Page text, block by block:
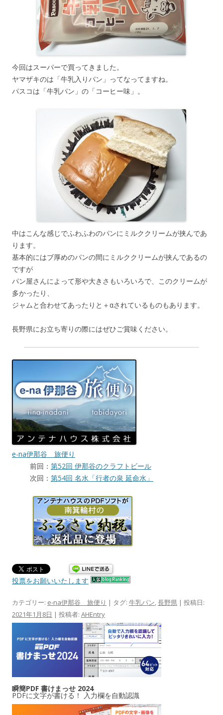
今回はスーパーで買ってきました。
ヤマザキのは「牛乳入りパン」ってなってますね。
パスコは「牛乳パン」の「コーヒー味」。
中はこんな感じでふわふわのパンにミルククリームが挟んであ
ります。
基本的にはブ厚めのパンの間にミルククリームが挟んであるの
ですが
パン屋さんによって形や大きさもいろいろで、このクリームが
多かったり、
ジャムと合わせてあったりと＋αされているものもあります。
長野県にお立ち寄りの際にはぜひご賞味ください。
e-na伊那谷 旅便り
前回： 第52回 伊那谷のクラフトビール
次回： 第54回 名水「行者の泉 延命水」
投票をお願いいたします
カテゴリー: e-na伊那谷 旅便り | タグ: 牛乳パン,長野県 | 投稿日:
2021年1月8日 | 投稿者: AHEntry
瞬簡PDF 書けまっせ 2024
PDFに文字が書ける！ 入力欄を自動認識